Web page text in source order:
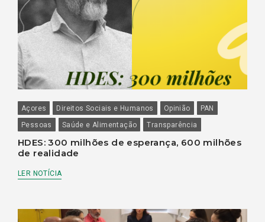
Açores Direitos Sociais e Humanos Opinião
PAN
Pessoas
Saúde e Alimentação Transparência
HDES: 300 milhões de esperança, 600 milhões
de realidade
LER NOTÍCIA